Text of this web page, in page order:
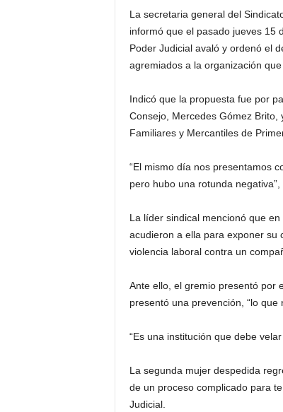
La secretaria general del
informó que el pasado jueves 15
Poder Judicial avaló y ordenó el
agremiados a la organización que
Indicó que la propuesta fue por
Consejo, Mercedes Gómez
Familiares y Mercantiles de
“El mismo día nos presentamos
pero hubo una rotunda negativa”,
La líder sindical mencionó que
acudieron a ella para exponer su
violencia laboral contra un
Ante ello, el gremio presentó por
presentó una prevención, “lo
“Es una institución que debe
La segunda mujer despedida
de un proceso complicado para
Judicial.